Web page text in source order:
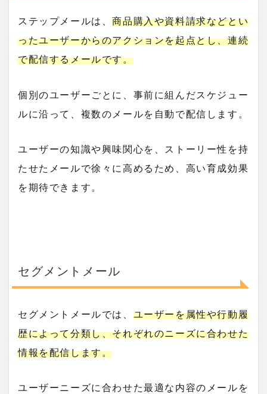
ステップメールは、商品購入や資料請求などとい
ったユーザーからのアクションを起点とし、連続
で配信するメールです。
個別のユーザーごとに、事前に組んだスケジュー
ルに沿って、複数のメールを自動で配信します。
ユーザーの知識や興味関心を、ストーリー性を持
たせたメールで徐々に高めるため、高い育成効果
を期待できます。
セグメントメール
セグメントメールでは、 ユーザーを属性や行動履
歴によって分類し、それぞれのニーズに合わせた
情報を配信します。
ユーザーニーズに合わせた最適な内容のメールを